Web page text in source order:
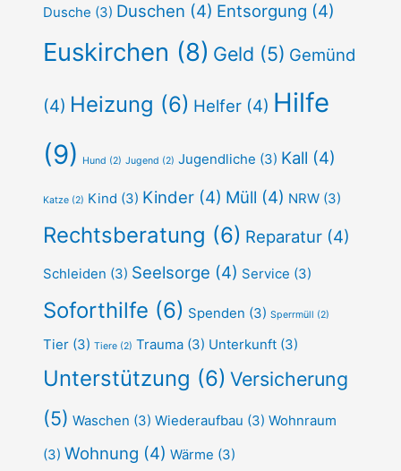
Dusche (3) Duschen (4) Entsorgung (4)
Euskirchen (8) Geld (5) Gemünd
(4) Heizung (6) Helfer (4) Hilfe
(9)
Hund (2) Jugend (2) Jugendliche (3) Kall (4)
Katze (2) Kind (3) Kinder (4) Müll (4) NRW (3)
Rechtsberatung (6) Reparatur (4)
Schleiden (3) Seelsorge (4) Service (3)
Soforthilfe (6) Spenden (3) Sperrmüll (2)
Tier (3) Tiere (2) Trauma (3) Unterkunft (3)
Unterstützung (6) Versicherung
(5) Waschen (3) Wiederaufbau (3) Wohnraum
(3) Wohnung (4) Wärme (3)